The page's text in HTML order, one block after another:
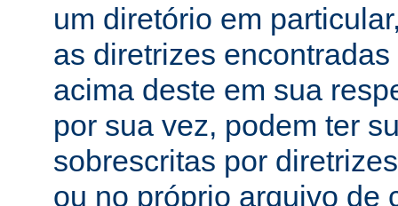
um diretório em
as diretrizes
acima deste em sua
por sua vez, podem ter
sobrescritas por
ou no próprio arquivo de